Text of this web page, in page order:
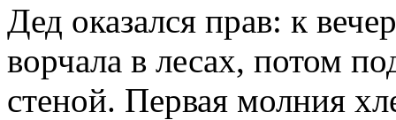
Дед оказался прав: к
ворчала в лесах, потом
стеной. Первая молния